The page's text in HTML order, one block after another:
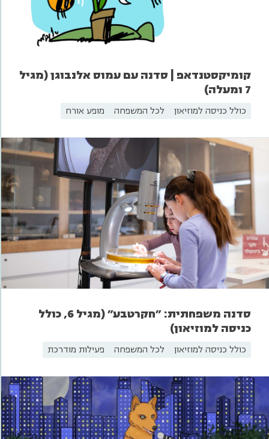
קומיקסטנדאפ | סדנה עם עמוס אלנבוגן (מגיל
7 ומעלה)
כולל כניסה למוזיאון לכל המשפחה מופע אורח
סדנה משפחתית: "חקרטבע" (מגיל 6, כולל
כניסה למוזיאון)
כולל כניסה למוזיאון לכל המשפחה פעילות מודרכת